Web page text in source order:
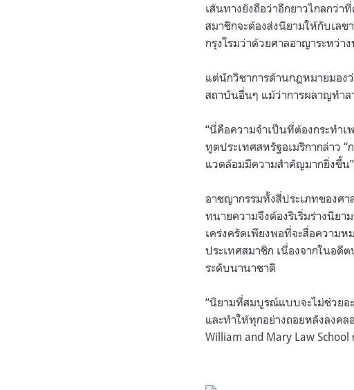
เส้นทางยังถือว่าอีกยาวไกลกว่
สมาชิกจะต้องส่งนิยามให้กับเล
กรุงโรมว่าด้วยศาลอาญาระหว่า
แต่นักวิชาการด้านกฎหมายมอง
สถาบันอื่นๆ แม้ว่าการผลาญทำล
“นี่คือความจำเป็นที่ต้องกระทำเ
ทูตประเทศสหรัฐอเมริกากล่าว “
แวดล้อมมีความสำคัญมากยิ่งขึ้น”
อาชญากรรมทั้งสี่ประเภทของศ
ทนายความจึงต้องริเริ่มร่างนิย
เคร่งครัดเพียงพอที่จะสื่อความ
ประเทศสมาชิก เนื่องจากในอดี
ระดับนานาชาติ
“นิยามที่สมบูรณ์แบบจะไม่ช่วยอะ
และทำให้ทุกอย่างถอยหลังลงคล
William and Mary Law School